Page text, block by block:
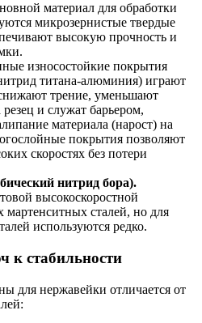
материал для обработки
микрозернистые твердые
высокую прочность и
износостойкие покрытия
титана-алюминия) играют
трение, уменьшают
и служат барьером,
материала (нарост) на
покрытия позволяют
скоростях без потери
нитрид бора).
высокоскоростной
мартенситных сталей, но для
используются редко.
к стабильности
для нержавейки отличается от